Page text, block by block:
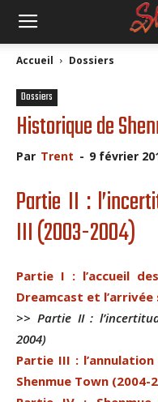
Accueil Dossiers
Dossiers
Historique de
Par Trent - 9 février
Partie II :
III (2003-2004)
Partie I : l’accueil
Dreamcast et
>> Partie II :
2004)
Partie III :
Shenmue Town (2004-